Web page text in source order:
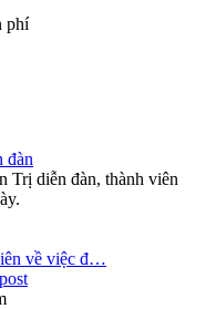
phí
đàn
Trị diễn đàn, thành viên
về việc đ…